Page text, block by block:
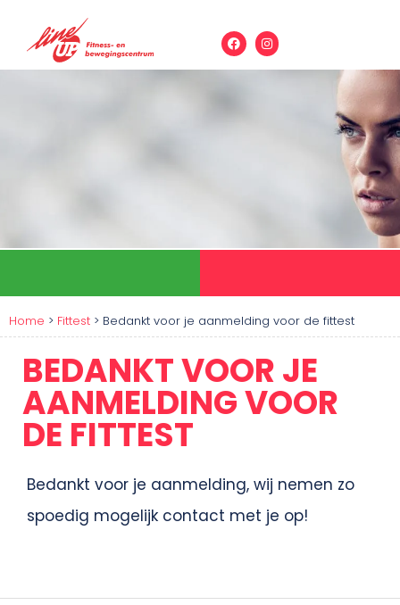
Home > Fittest > Bedankt voor je aanmelding voor de fittest
BEDANKT VOOR JE
AANMELDING VOOR
DE FITTEST
Bedankt voor je aanmelding, wij nemen zo
spoedig mogelijk contact met je op!